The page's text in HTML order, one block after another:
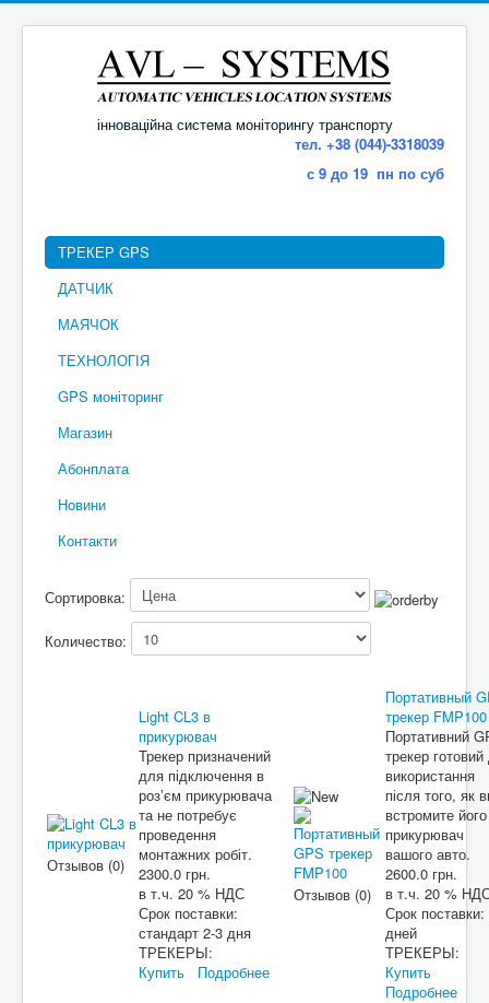
інноваційна система моніторингу транспорту
тел. +38 (044)-3318039
с 9 до 19 пн по суб
ТРЕКЕР GPS
ДАТЧИК
МАЯЧОК
ТЕХНОЛОГІЯ
GPS моніторинг
Магазин
Абонплата
Новини
Контакти
Сортировка:
Количество:
Отзывов (0)
Light CL3 в
прикурювач
Трекер призначений
для підключення в
розʼєм прикурювача
та не потребує
проведення
монтажних робіт.
2300.0 грн.
в т.ч. 20 % НДС
Срок поставки:
стандарт 2-3 дня
ТРЕКЕРЫ:
Купить
Подробнее
Отзывов (0)
Портативный
трекер FMP100
Портативний
трекер
використання
після того, як
встромите
прикурювач
вашого авто.
2600.0 грн.
в т.ч. 20 %
Срок поставки:
дней
ТРЕКЕРЫ:
Купить
Подробнее